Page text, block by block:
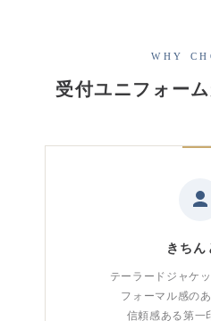
WHY
受付ユニフォー
きちん
テーラードジャケ
フォーマル感の
信頼感ある第一